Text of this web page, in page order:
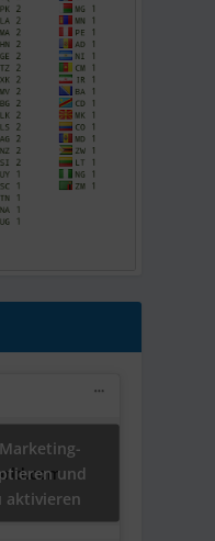
und
aktivieren